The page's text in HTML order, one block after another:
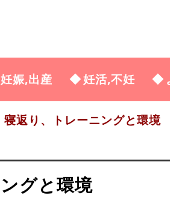
妊娠,出産 妊活,不妊
寝返り、トレーニングと環境
グと環境